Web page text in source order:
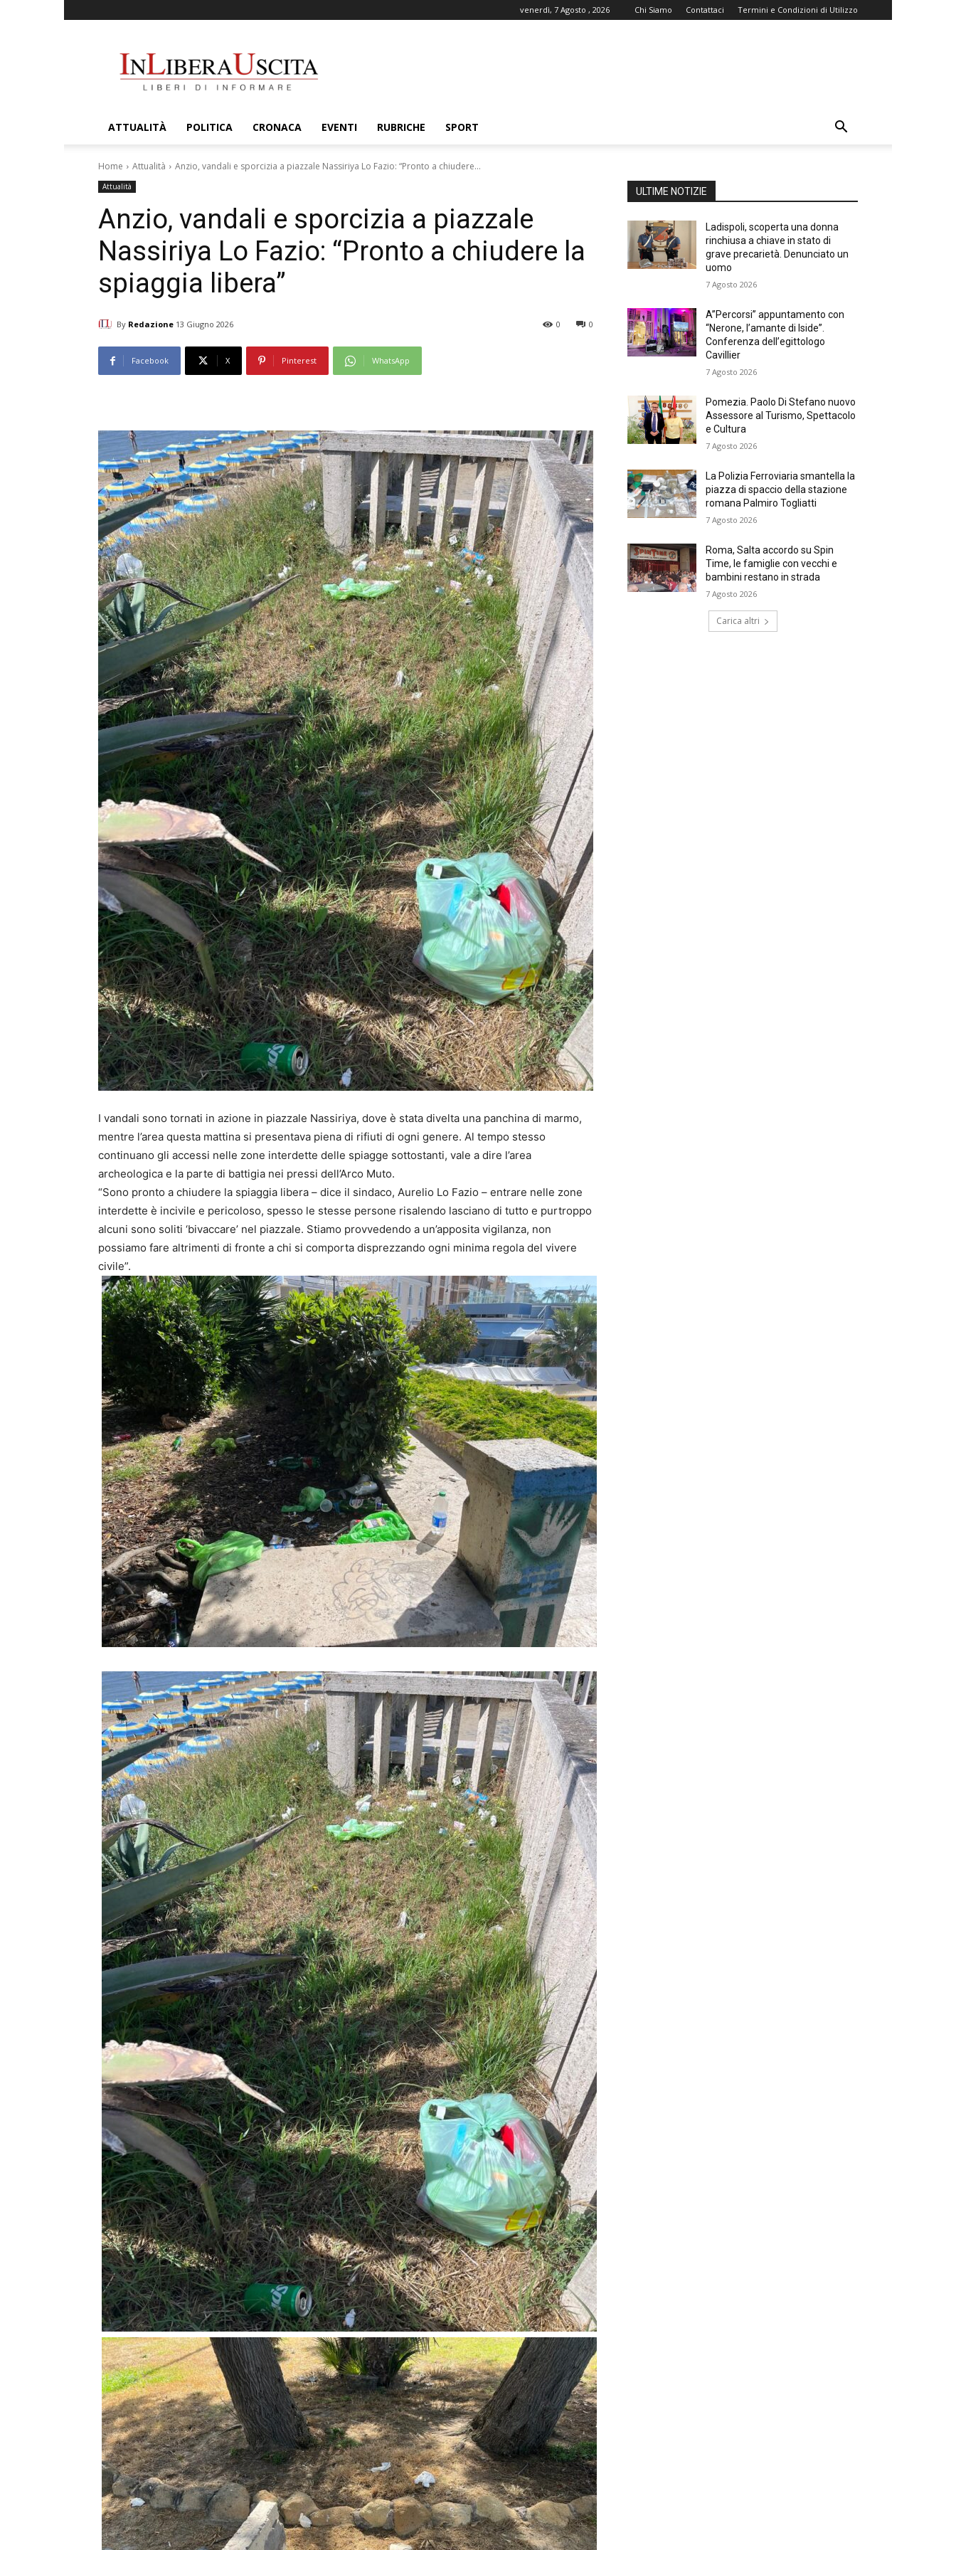
venerdì, 7 Agosto , 2026 Chi Siamo Contattaci Termini e Condizioni di Utilizzo
ATTUALITÀ POLITICA CRONACA EVENTI RUBRICHE SPORT
Home Attualità Anzio, vandali e sporcizia a piazzale Nassiriya Lo Fazio: “Pronto a chiudere...
Attualità
Anzio, vandali e sporcizia a piazzale
Nassiriya Lo Fazio: “Pronto a chiudere la
spiaggia libera”
By Redazione 13 Giugno 2026 0
0
Facebook X Pinterest WhatsApp
I vandali sono tornati in azione in piazzale Nassiriya, dove è stata divelta una panchina di marmo,
mentre l’area questa mattina si presentava piena di rifiuti di ogni genere. Al tempo stesso
continuano gli accessi nelle zone interdette delle spiagge sottostanti, vale a dire l’area
archeologica e la parte di battigia nei pressi dell’Arco Muto.
“Sono pronto a chiudere la spiaggia libera – dice il sindaco, Aurelio Lo Fazio – entrare nelle zone
interdette è incivile e pericoloso, spesso le stesse persone risalendo lasciano di tutto e purtroppo
alcuni sono soliti ‘bivaccare’ nel piazzale. Stiamo provvedendo a un’apposita vigilanza, non
possiamo fare altrimenti di fronte a chi si comporta disprezzando ogni minima regola del vivere
civile”.
ULTIME NOTIZIE
Ladispoli, scoperta una donna
rinchiusa a chiave in stato di
grave precarietà. Denunciato un
uomo
7 Agosto 2026
A”Percorsi” appuntamento con
“Nerone, l’amante di Iside”.
Conferenza dell’egittologo
Cavillier
7 Agosto 2026
Pomezia. Paolo Di Stefano nuovo
Assessore al Turismo, Spettacolo
e Cultura
7 Agosto 2026
La Polizia Ferroviaria smantella la
piazza di spaccio della stazione
romana Palmiro Togliatti
7 Agosto 2026
Roma, Salta accordo su Spin
Time, le famiglie con vecchi e
bambini restano in strada
7 Agosto 2026
Carica altri